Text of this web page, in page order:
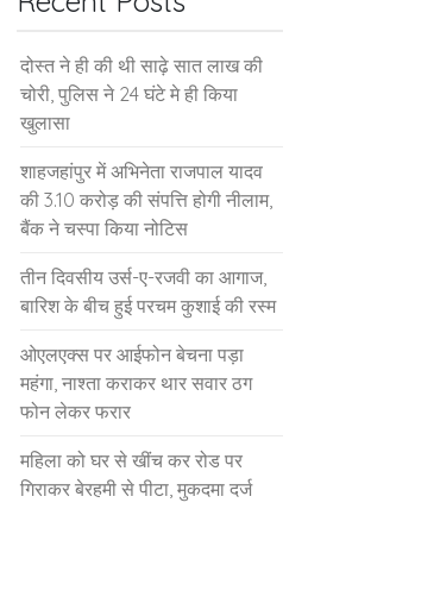
दोस्त ने ही की थी साढ़े सात लाख की
चोरी, पुलिस ने 24 घंटे मे ही किया
खुलासा
शाहजहांपुर में अभिनेता राजपाल यादव
की 3.10 करोड़ की संपत्ति होगी नीलाम,
बैंक ने चस्पा किया नोटिस
तीन दिवसीय उर्स-ए-रजवी का आगाज,
बारिश के बीच हुई परचम कुशाई की रस्म
ओएलएक्स पर आईफोन बेचना पड़ा
महंगा, नाश्ता कराकर थार सवार ठग
फोन लेकर फरार
महिला को घर से खींच कर रोड पर
गिराकर बेरहमी से पीटा, मुकदमा दर्ज